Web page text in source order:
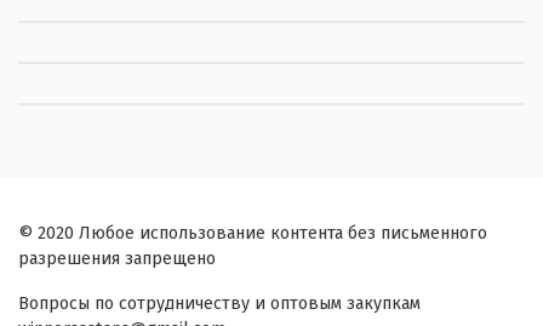
© 2020 Любое использование контента без письменного
разрешения запрещено
Вопросы по сотрудничеству и оптовым закупкам